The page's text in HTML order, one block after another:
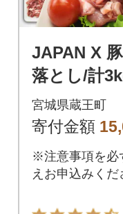
JAPAN X
落とし/計
01-0067】
宮城県蔵王町
寄付金額
※注意事項を必
えお申込みくだ